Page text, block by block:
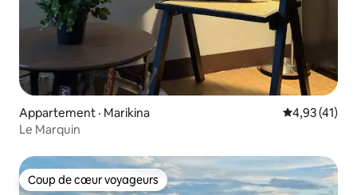
Appartement · Marikina Note
4,93 (41)
Le Marquin
Coup de cœur voyageurs
Coup de cœur voyageurs